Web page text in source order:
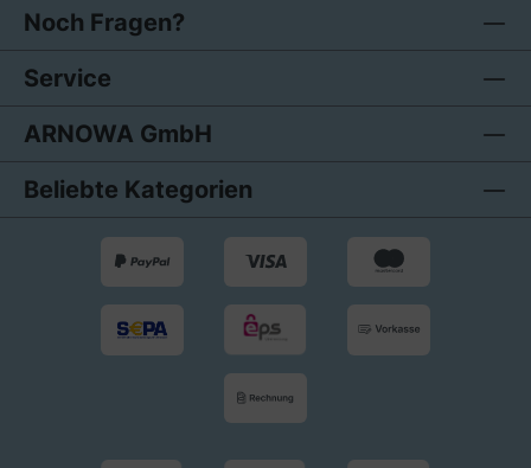
Noch Fragen?
Service
ARNOWA GmbH
Beliebte Kategorien